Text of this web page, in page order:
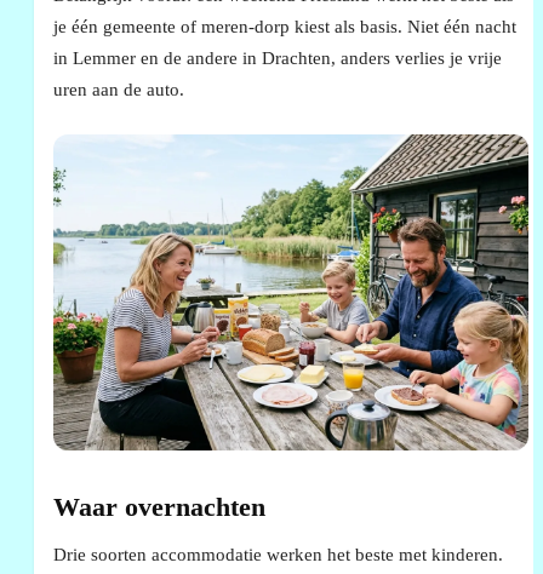
je één gemeente of meren-dorp kiest als basis. Niet één nacht
in Lemmer en de andere in Drachten, anders verlies je vrije
uren aan de auto.
Waar overnachten
Drie soorten accommodatie werken het beste met kinderen.